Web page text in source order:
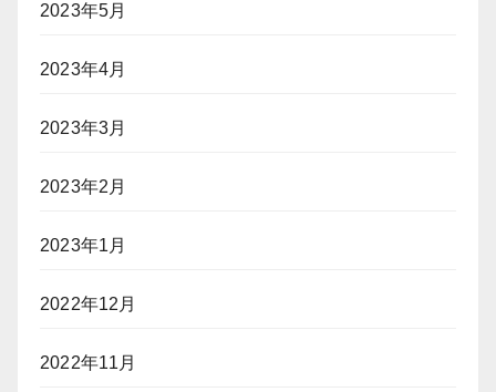
2023年5月
2023年4月
2023年3月
2023年2月
2023年1月
2022年12月
2022年11月